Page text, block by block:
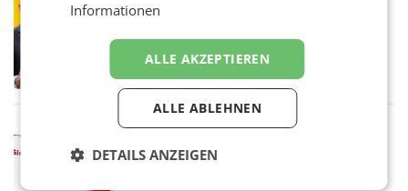
Österreichische Post: Umsatzplus im
Briefgeschäft
WIEN Die Österreichische Post AG hat im
ersten Halbjahr 2026 einen Konzernumsatz
von 1.544,0 Mio. EUR erwirtschaftet, was
einem Plus von 3,8 Prozent gegenüber dem
MARKETING & MEDIA
ProSiebenSat.1 spart und macht
Informationen
ALLE AKZEPTIEREN
ALLE ABLEHNEN
DETAILS ANZEIGEN